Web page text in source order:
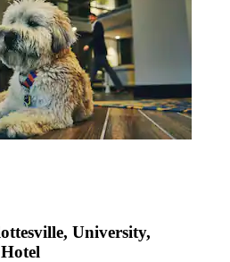
University,